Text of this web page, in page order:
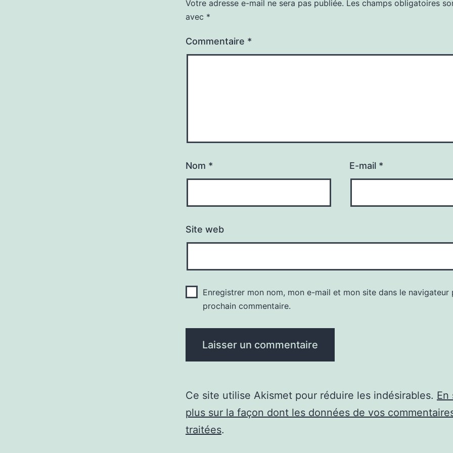
Votre adresse e-mail ne sera pas publiée. Les champs obligatoires
avec *
Commentaire *
Nom * E-mail *
Site web
Enregistrer mon nom, mon e-mail et mon site dans le navigateur
prochain commentaire.
Ce site utilise Akismet pour réduire les indésirables. En
plus sur la façon dont les données de vos
traitées.